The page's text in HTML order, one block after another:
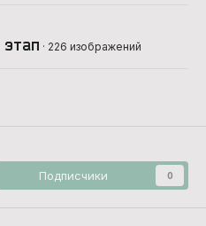
этап · 226 изображений
Подписчики 0